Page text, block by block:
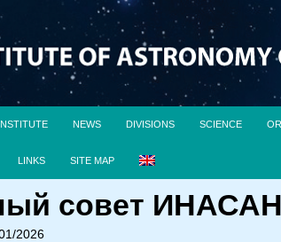
NEWS DIVISIONS SCIENCE
LINKS SITE MAP
совет ИНАСАН
2026